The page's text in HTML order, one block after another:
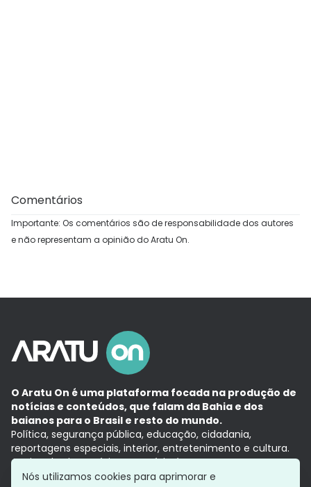
Comentários
Importante: Os comentários são de responsabilidade dos autores
e não representam a opinião do Aratu On.
O Aratu On é uma plataforma focada na produção de
notícias e conteúdos, que falam da Bahia e dos
baianos para o Brasil e resto do mundo.
Política, segurança pública, educação, cidadania,
reportagens especiais, interior, entretenimento e cultura.
Aqui, tudo vira notícia e a notícia é no tempo presente,
com a credibilidade do Grupo Aratu.
Nós utilizamos cookies para aprimorar e